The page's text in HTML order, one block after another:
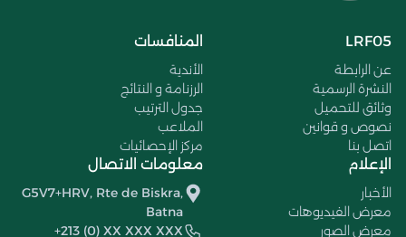
LRF05
عن الرابطة
النشرة الرسمية
وثائق للتحميل
نصوص و قوانين
اتصل بنا
المنافسات
الأندية
الرزنامة و النتائج
جدول الترتيب
الملاعب
مركز الإحصائيات
الإعلام
الأخبار
معرض الفيديوهات
معرض الصور
معلومات الاتصال
G5V7+HRV, Rte de Biskra,
Batna
+213 (0) XX XXX XXX